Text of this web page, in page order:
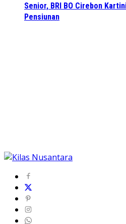
Senior, BRI BO Cirebon
Pensiunan